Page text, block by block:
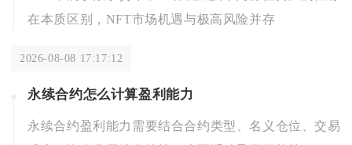
在本质区别，NFT市场机遇与极高风险并存
2026-08-08 17:17:12
永续合约怎么计算盈利能力
永续合约盈利能力需要结合合约类型、名义仓位、交易